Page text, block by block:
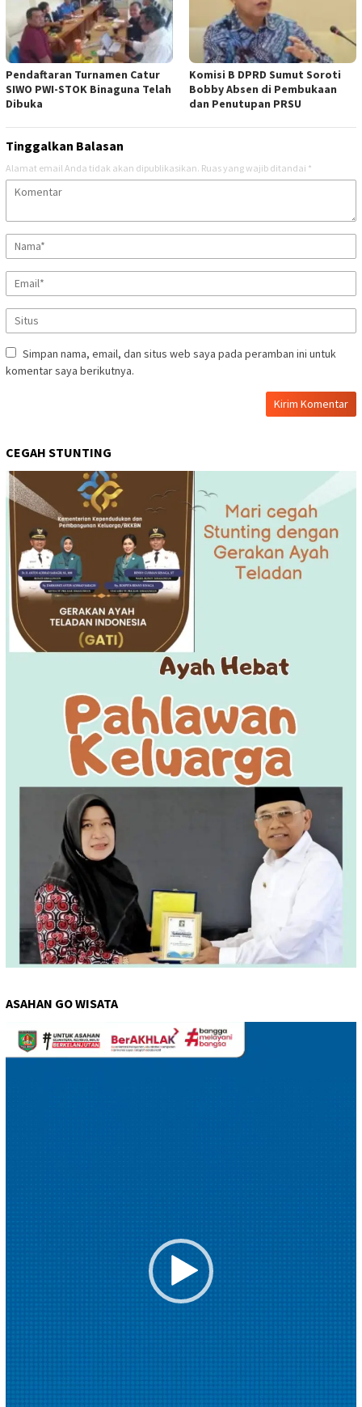
Pendaftaran Turnamen Catur
SIWO PWI-STOK Binaguna Telah
Dibuka
Komisi B DPRD Sumut Soroti
Bobby Absen di Pembukaan
dan Penutupan PRSU
Tinggalkan Balasan
Alamat email Anda tidak akan dipublikasikan. Ruas yang wajib ditandai *
Simpan nama, email, dan situs web saya pada peramban ini untuk
komentar saya berikutnya.
CEGAH STUNTING
ASAHAN GO WISATA
Pemutar
Video